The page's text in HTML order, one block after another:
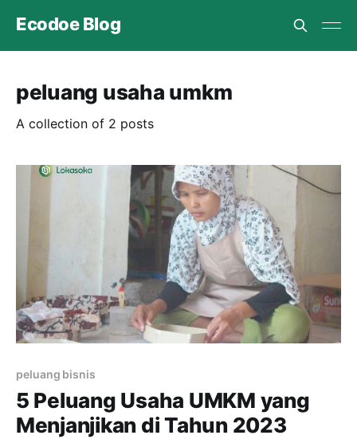
Ecodoe Blog
peluang usaha umkm
A collection of 2 posts
peluang bisnis
5 Peluang Usaha UMKM yang
Menjanjikan di Tahun 2023